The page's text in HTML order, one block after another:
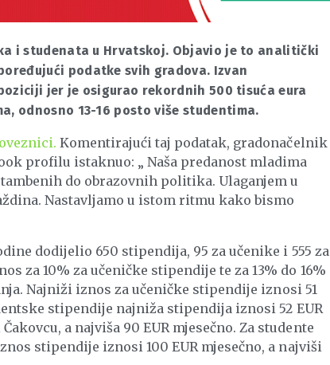
i studenata u Hrvatskoj. Objavio je to analitički
podatke svih gradova. Izvan
jer je osigurao rekordnih 500 tisuća eura
odnosno 13-16 posto više studentima.
Komentirajući taj podatak, gradonačelnik
profilu istaknuo: „ Naša predanost mladima
do obrazovnih politika. Ulaganjem u
Nastavljamo u istom ritmu kako bismo
dodijelio 650 stipendija, 95 za učenike i 555 za
za 10% za učeničke stipendije te za 13% do 16%
Najniži iznos za učeničke stipendije iznosi 51
stipendije najniža stipendija iznosi 52 EUR
a najviša 90 EUR mjesečno. Za studente
stipendije iznosi 100 EUR mjesečno, a najviši